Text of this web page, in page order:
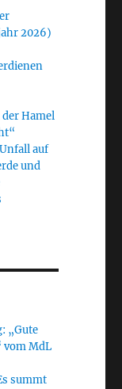
2026)
der Hamel
auf
und
„Gute
vom MdL
summt